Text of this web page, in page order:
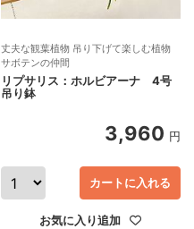
丈夫な観葉植物 吊り下げて楽しむ植物
サボテンの仲間
リプサリス：ホルビアーナ 4号
吊り鉢
3,960 円
カートに入れる
お気に入り追加